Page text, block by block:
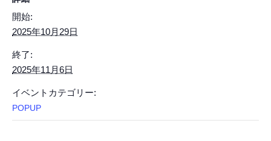
開始:
2025年10月29日
終了:
2025年11月6日
イベントカテゴリー:
POPUP